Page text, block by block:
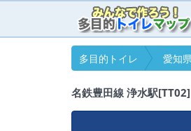
多目的トイレ 愛知
名鉄豊田線 浄水駅[TT02]